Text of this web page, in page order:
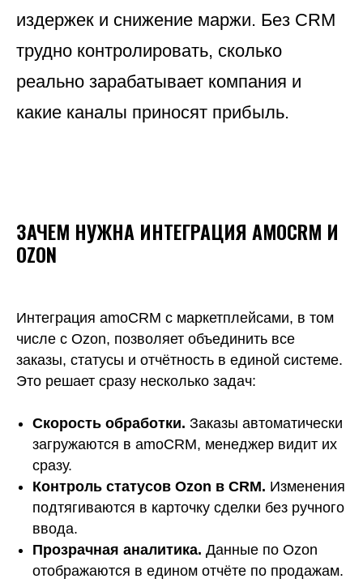
издержек и снижение маржи. Без CRM
трудно контролировать, сколько
реально зарабатывает компания и
какие каналы приносят прибыль.
ЗАЧЕМ НУЖНА ИНТЕГРАЦИЯ AMOCRM И
OZON
Интеграция amoCRM с маркетплейсами, в том
числе с Ozon, позволяет объединить все
заказы, статусы и отчётность в единой системе.
Это решает сразу несколько задач:
Скорость обработки. Заказы автоматически
загружаются в amoCRM, менеджер видит их
сразу.
Контроль статусов Ozon в CRM. Изменения
подтягиваются в карточку сделки без ручного
ввода.
Прозрачная аналитика. Данные по Ozon
отображаются в едином отчёте по продажам.